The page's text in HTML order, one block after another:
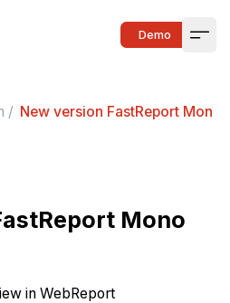
Demo
/ New version FastReport Mono
Mono
in WebReport